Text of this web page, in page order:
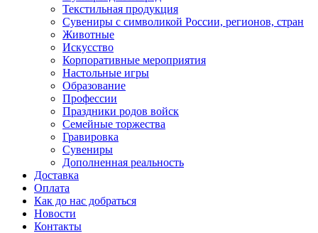
Текстильная продукция
Сувениры с символикой России, регионов, стран
Животные
Искусство
Корпоративные мероприятия
Настольные игры
Образование
Профессии
Праздники родов войск
Семейные торжества
Гравировка
Сувениры
Дополненная реальность
Доставка
Оплата
Как до нас добраться
Новости
Контакты